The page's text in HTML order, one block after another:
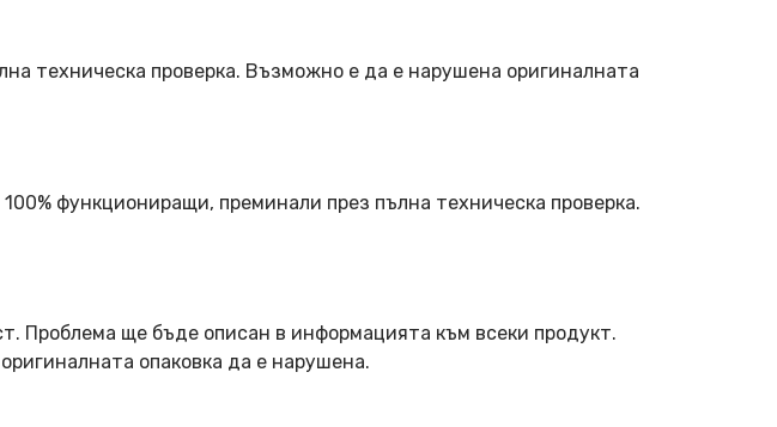
техническа проверка. Възможно е да е нарушена оригиналната
функциониращи, преминали през пълна техническа проверка.
Проблема ще бъде описан в информацията към всеки продукт.
опаковка да е нарушена.